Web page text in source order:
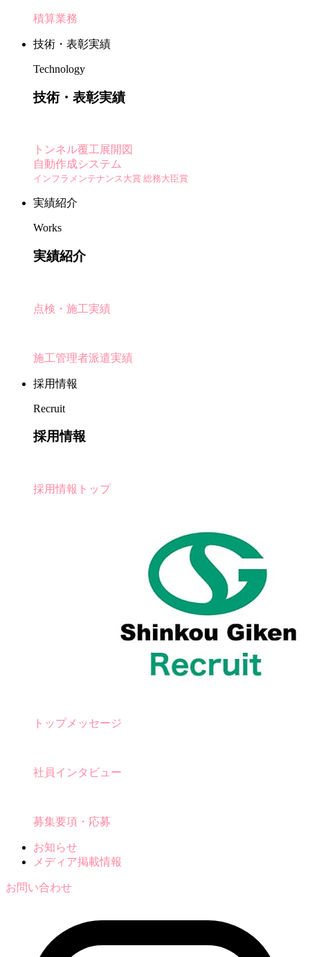
積算業務
技術・表彰実績
Technology
技術・表彰実績
トンネル覆工展開図
自動作成システム
インフラメンテナンス大賞 総務大臣賞
実績紹介
Works
実績紹介
点検・施工実績
施工管理者派遣実績
採用情報
Recruit
採用情報
採用情報トップ
トップメッセージ
社員インタビュー
募集要項・応募
お知らせ
メディア掲載情報
お問い合わせ